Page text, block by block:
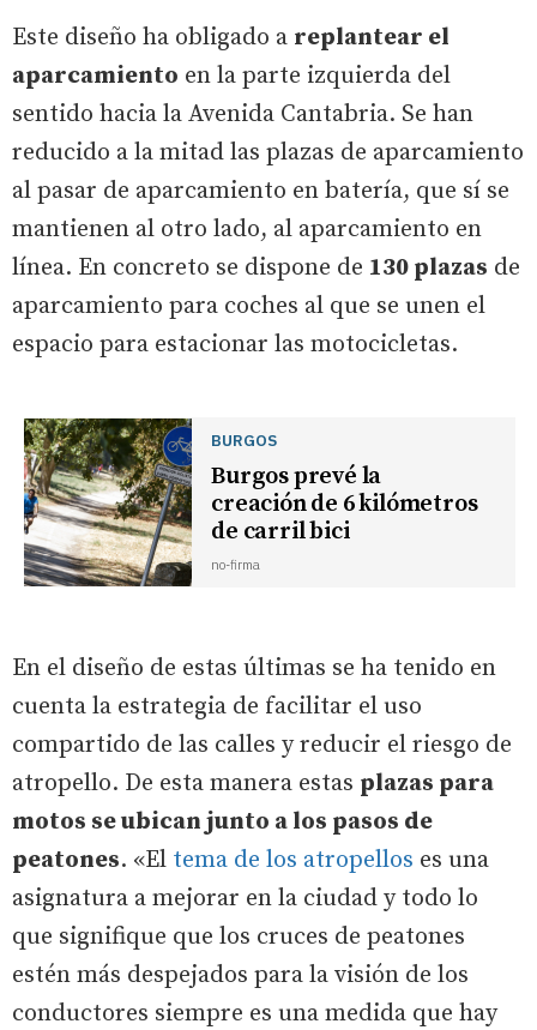
Este diseño ha obligado a replantear el
aparcamiento en la parte izquierda del
sentido hacia la Avenida Cantabria. Se han
reducido a la mitad las plazas de aparcamiento
al pasar de aparcamiento en batería, que sí se
mantienen al otro lado, al aparcamiento en
línea. En concreto se dispone de 130 plazas de
aparcamiento para coches al que se unen el
espacio para estacionar las motocicletas.
BURGOS
Burgos prevé la
creación de 6 kilómetros
de carril bici
no-firma
En el diseño de estas últimas se ha tenido en
cuenta la estrategia de facilitar el uso
compartido de las calles y reducir el riesgo de
atropello. De esta manera estas plazas para
motos se ubican junto a los pasos de
peatones. «El tema de los atropellos es una
asignatura a mejorar en la ciudad y todo lo
que signifique que los cruces de peatones
estén más despejados para la visión de los
conductores siempre es una medida que hay